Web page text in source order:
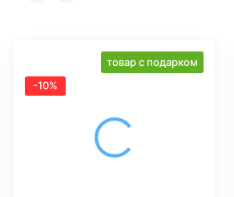
-10%
товар с подарком